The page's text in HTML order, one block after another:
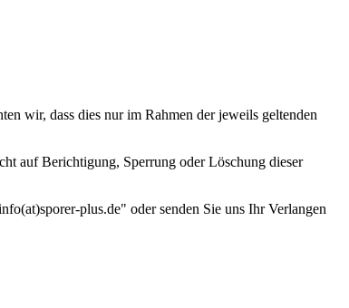
wir, dass dies nur im Rahmen der jeweils geltenden
auf Berichtigung, Sperrung oder Löschung dieser
plus.de" oder senden Sie uns Ihr Verlangen